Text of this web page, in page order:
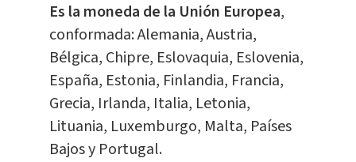
Es la moneda de la Unión Europea,
conformada: Alemania, Austria,
Bélgica, Chipre, Eslovaquia, Eslovenia,
España, Estonia, Finlandia, Francia,
Grecia, Irlanda, Italia, Letonia,
Lituania, Luxemburgo, Malta, Países
Bajos y Portugal.